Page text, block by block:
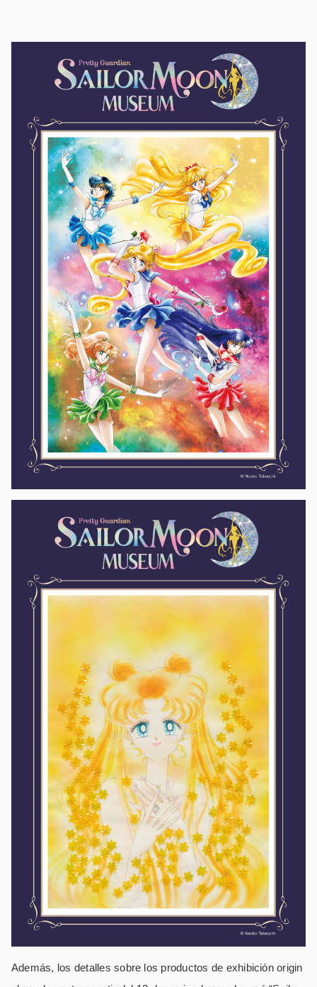
Además, los detalles sobre los productos de exhibición origin